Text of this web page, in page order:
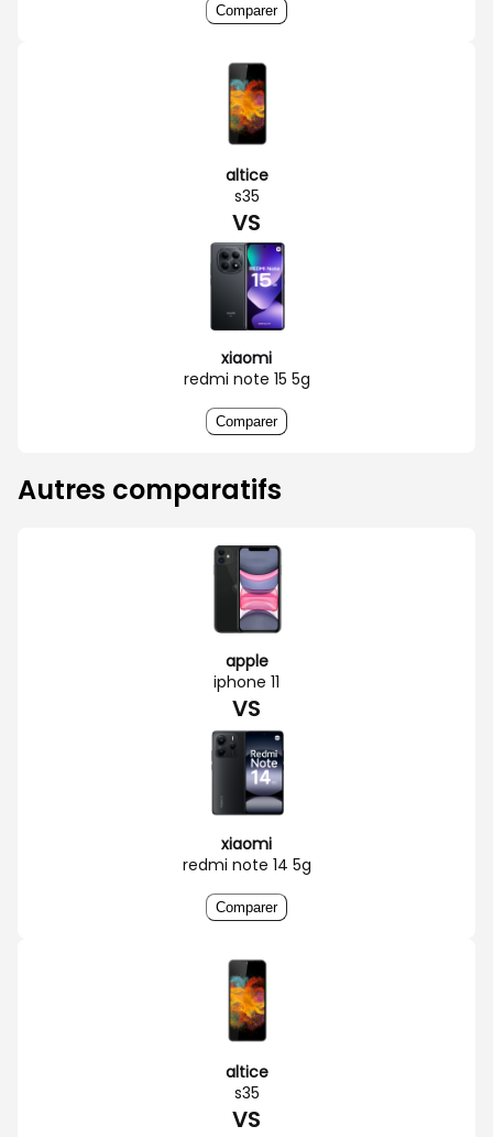
Comparer
altice
s35
VS
xiaomi
redmi note 15 5g
Comparer
Autres comparatifs
apple
iphone 11
VS
xiaomi
redmi note 14 5g
Comparer
altice
s35
VS